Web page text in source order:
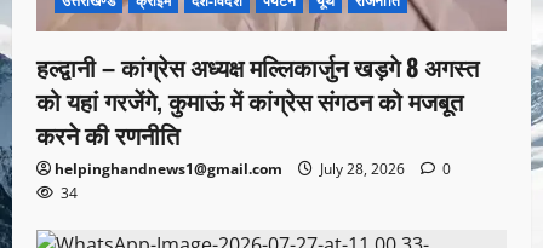
हल्द्वानी – कांग्रेस अध्यक्ष मल्लिकार्जुन खड़गे 8 अगस्त
को यहां गरजेंगे, कुमाऊं में कांग्रेस संगठन को मजबूत
करने की रणनीति
helpinghandnews1@gmail.com July 28, 2026
0
34